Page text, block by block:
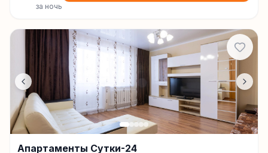
за ночь
Апартаменты Сутки-24